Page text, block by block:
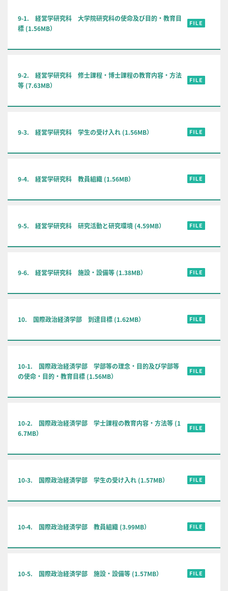
9-1. 経営学研究科 大学院研究科の使命及び目的・教育目
標 (1.56MB）
9-2. 経営学研究科 修士課程・博士課程の教育内容・方法
等 (7.63MB）
9-3. 経営学研究科 学生の受け入れ (1.56MB）
9-4. 経営学研究科 教員組織 (1.56MB）
9-5. 経営学研究科 研究活動と研究環境 (4.59MB）
9-6. 経営学研究科 施設・設備等 (1.38MB）
10. 国際政治経済学部 到達目標 (1.62MB）
10-1. 国際政治経済学部 学部等の理念・目的及び学部等
の使命・目的・教育目標 (1.56MB）
10-2. 国際政治経済学部 学士課程の教育内容・方法等 (1
6.7MB）
10-3. 国際政治経済学部 学生の受け入れ (1.57MB）
10-4. 国際政治経済学部 教員組織 (3.99MB）
10-5. 国際政治経済学部 施設・設備等 (1.57MB）